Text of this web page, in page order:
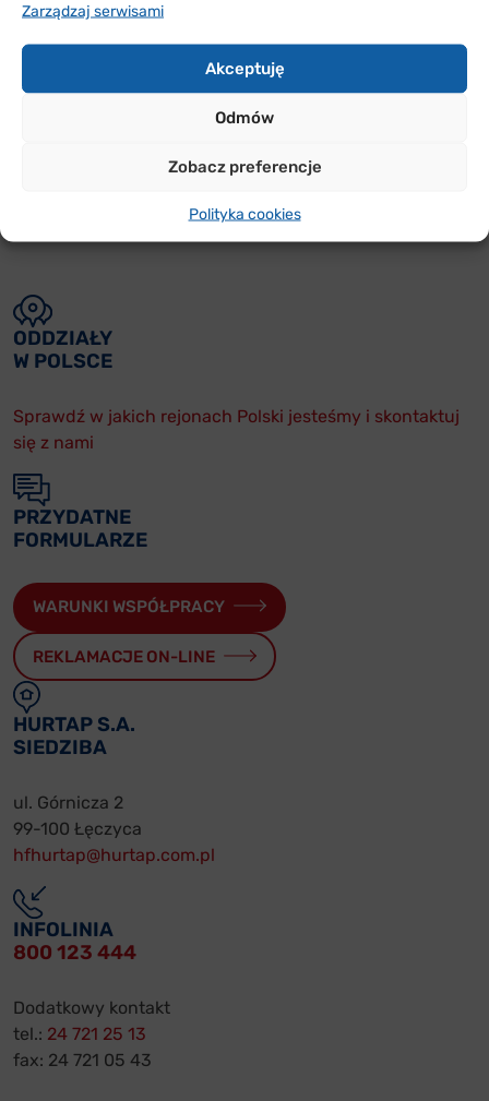
Zarządzaj serwisami
Akceptuję
Odmów
Zobacz preferencje
Polityka cookies
ODDZIAŁY
W POLSCE
Sprawdź w jakich rejonach Polski jesteśmy i skontaktuj
się z nami
PRZYDATNE
FORMULARZE
WARUNKI WSPÓŁPRACY
REKLAMACJE ON-LINE
HURTAP S.A.
SIEDZIBA
ul. Górnicza 2
99-100 Łęczyca
hfhurtap@hurtap.com.pl
INFOLINIA
800 123 444
Dodatkowy kontakt
tel.: 24 721 25 13
fax: 24 721 05 43